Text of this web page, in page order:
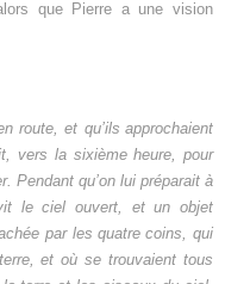
que Pierre a une vision
route, et qu’ils approchaient
vers la sixième heure, pour
Pendant qu’on lui préparait à
le ciel ouvert,
et un objet
par les quatre coins, qui
et où se trouvaient tous